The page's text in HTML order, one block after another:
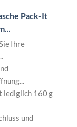
Pack-It
Ihre
lediglich 160 g
und